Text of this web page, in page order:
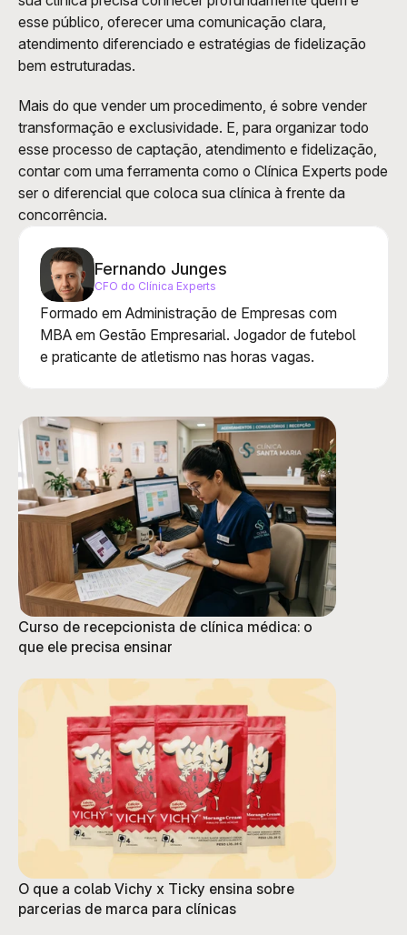
esse público, oferecer uma comunicação clara,
atendimento diferenciado e estratégias de fidelização
bem estruturadas.
Mais do que vender um procedimento, é sobre vender
transformação e exclusividade. E, para organizar todo
esse processo de captação, atendimento e fidelização,
contar com uma ferramenta como o Clínica Experts pode
ser o diferencial que coloca sua clínica à frente da
concorrência.
Fernando Junges
CFO do Clínica Experts
Formado em Administração de Empresas com
MBA em Gestão Empresarial. Jogador de futebol
e praticante de atletismo nas horas vagas.
Curso de recepcionista de clínica médica: o
que ele precisa ensinar
O que a colab Vichy x Ticky ensina sobre
parcerias de marca para clínicas